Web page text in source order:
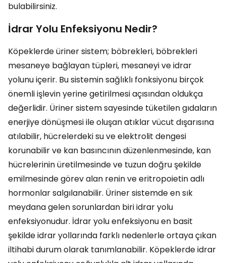
bulabilirsiniz.
İdrar Yolu Enfeksiyonu Nedir?
Köpeklerde üriner sistem; böbrekleri, böbrekleri
mesaneye bağlayan tüpleri, mesaneyi ve idrar
yolunu içerir. Bu sistemin sağlıklı fonksiyonu birçok
önemli işlevin yerine getirilmesi açısından oldukça
değerlidir. Üriner sistem sayesinde tüketilen gıdaların
enerjiye dönüşmesi ile oluşan atıklar vücut dışarısına
atılabilir, hücrelerdeki su ve elektrolit dengesi
korunabilir ve kan basıncının düzenlenmesinde, kan
hücrelerinin üretilmesinde ve tuzun doğru şekilde
emilmesinde görev alan renin ve eritropoietin adlı
hormonlar salgılanabilir. Üriner sistemde en sık
meydana gelen sorunlardan biri idrar yolu
enfeksiyonudur. İdrar yolu enfeksiyonu en basit
şekilde idrar yollarında farklı nedenlerle ortaya çıkan
iltihabi durum olarak tanımlanabilir. Köpeklerde idrar